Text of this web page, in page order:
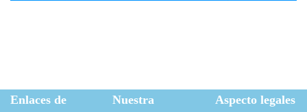
Enlaces de
Nuestra
Aspecto legales